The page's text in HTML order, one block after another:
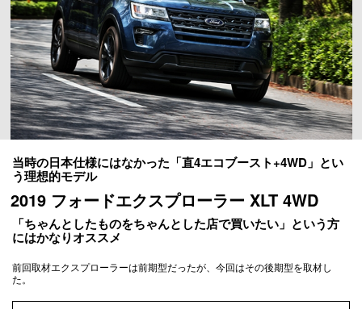
当時の日本仕様にはなかった「直4エコブースト+4WD」とい
う理想的モデル
2019 フォードエクスプローラー XLT 4WD
「ちゃんとしたものをちゃんとした店で買いたい」という方
にはかなりオススメ
前回取材エクスプローラーは前期型だったが、今回はその後期型を取材し
た。